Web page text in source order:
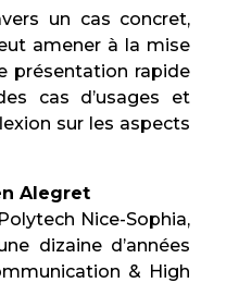
un cas concret,
amener à la mise
présentation rapide
cas d’usages et
sur les aspects
Alegret
Nice-Sophia,
dizaine d’années
& High